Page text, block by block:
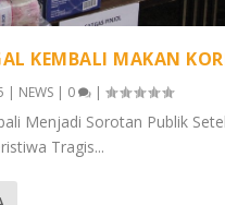
KEMBALI MAKAN
| NEWS | 0 |
Menjadi Sorotan Publik
Tragis...